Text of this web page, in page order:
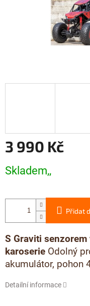
3 990 Kč
cena:
Skladem,,
Přidat
S Graviti
karoserie Odolný
akumulátor, pohon
Detailní informace